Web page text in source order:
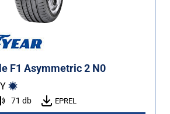
F1 Asymmetric 2 N0
Y
71 db EPREL